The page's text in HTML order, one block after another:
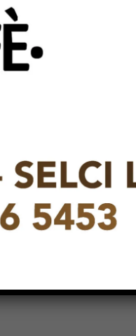
2025 ore 14.30 le
Regionale